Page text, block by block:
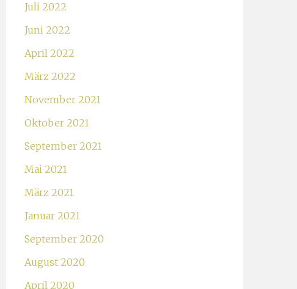
Juli 2022
Juni 2022
April 2022
März 2022
November 2021
Oktober 2021
September 2021
Mai 2021
März 2021
Januar 2021
September 2020
August 2020
April 2020